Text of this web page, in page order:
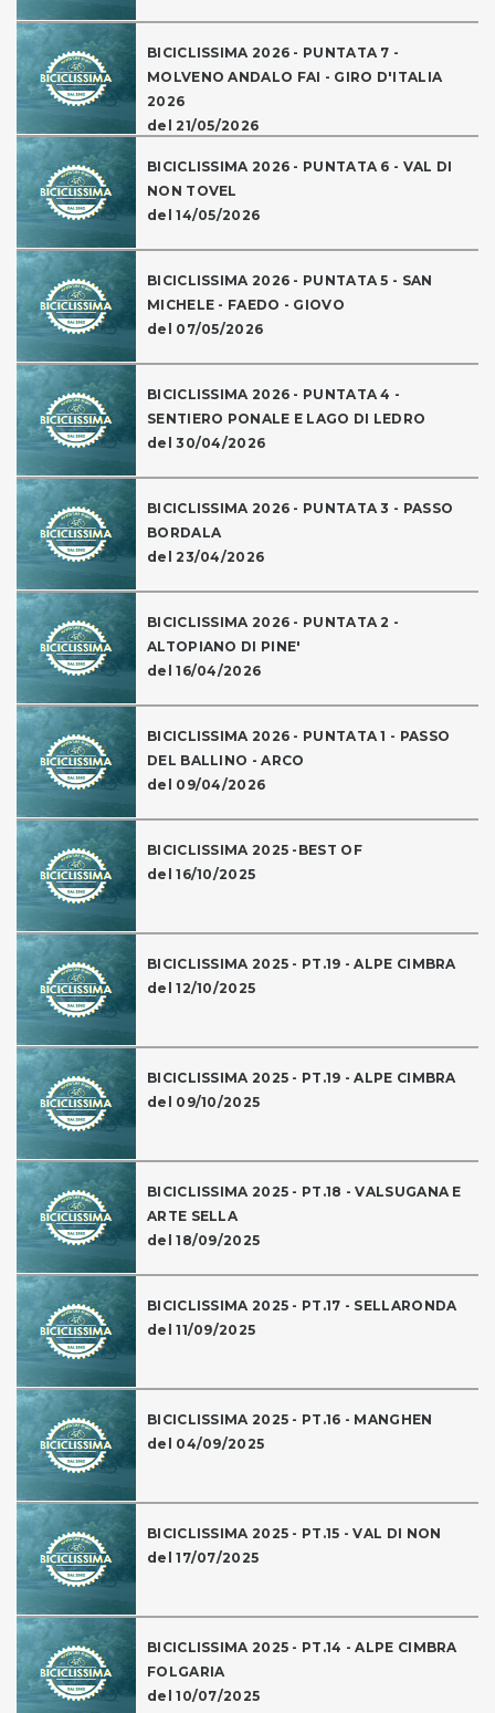
BICICLISSIMA 2026 - PUNTATA 7 -
MOLVENO ANDALO FAI - GIRO D'ITALIA
2026
del 21/05/2026
BICICLISSIMA 2026 - PUNTATA 6 - VAL DI
NON TOVEL
del 14/05/2026
BICICLISSIMA 2026 - PUNTATA 5 - SAN
MICHELE - FAEDO - GIOVO
del 07/05/2026
BICICLISSIMA 2026 - PUNTATA 4 -
SENTIERO PONALE E LAGO DI LEDRO
del 30/04/2026
BICICLISSIMA 2026 - PUNTATA 3 - PASSO
BORDALA
del 23/04/2026
BICICLISSIMA 2026 - PUNTATA 2 -
ALTOPIANO DI PINE'
del 16/04/2026
BICICLISSIMA 2026 - PUNTATA 1 - PASSO
DEL BALLINO - ARCO
del 09/04/2026
BICICLISSIMA 2025 -BEST OF
del 16/10/2025
BICICLISSIMA 2025 - PT.19 - ALPE CIMBRA
del 12/10/2025
BICICLISSIMA 2025 - PT.19 - ALPE CIMBRA
del 09/10/2025
BICICLISSIMA 2025 - PT.18 - VALSUGANA E
ARTE SELLA
del 18/09/2025
BICICLISSIMA 2025 - PT.17 - SELLARONDA
del 11/09/2025
BICICLISSIMA 2025 - PT.16 - MANGHEN
del 04/09/2025
BICICLISSIMA 2025 - PT.15 - VAL DI NON
del 17/07/2025
BICICLISSIMA 2025 - PT.14 - ALPE CIMBRA
FOLGARIA
del 10/07/2025